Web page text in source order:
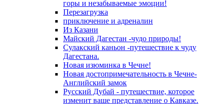
горы и незабываемые эмоции!
Перезагрузка
приключение и адреналин
Из Казани
Майский Дагестан -чудо природы!
Сулакский каньон -путешествие к чуду
Дагестана.
Новая изюминка в Чечне!
Новая достопримечательность в Чечне-
Английский замок
Русский Дубай - путешествие, которое
изменит ваше представление о Кавказе.